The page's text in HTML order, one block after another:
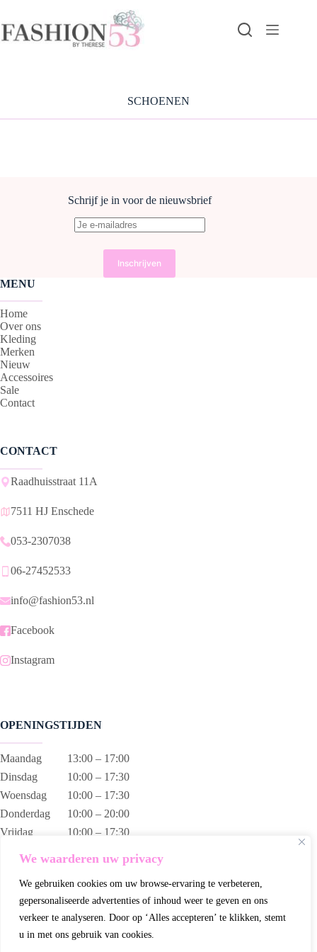
We waarderen uw privacy
We gebruiken cookies om uw browse-ervaring te verbeteren,
gepersonaliseerde advertenties of inhoud weer te geven en ons
verkeer te analyseren. Door op ‘Alles accepteren’ te klikken, stemt
u in met ons gebruik van cookies.
de
inhoud
Wij gebruiken cookies om ervoor te zorgen dat wij u de beste
SCHOENEN
Schrijf je in voor de nieuwsbrief
MENU
Home
Over ons
Kleding
Merken
Nieuw
Accessoires
Sale
Contact
CONTACT
Raadhuisstraat 11A
7511 HJ Enschede
053-2307038
06-27452533
info@fashion53.nl
Facebook
Instagram
OPENINGSTIJDEN
Maandag
13:00 – 17:00
Dinsdag
10:00 – 17:30
Woensdag
10:00 – 17:30
Donderdag
10:00 – 20:00
Vrijdag
10:00 – 17:30
13:00 – 17:00